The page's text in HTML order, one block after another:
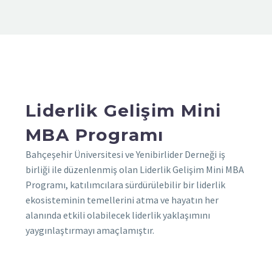
Liderlik Gelişim Mini
MBA Programı
Bahçeşehir Üniversitesi ve Yenibirlider Derneği iş
birliği ile düzenlenmiş olan Liderlik Gelişim Mini MBA
Programı, katılımcılara sürdürülebilir bir liderlik
ekosisteminin temellerini atma ve hayatın her
alanında etkili olabilecek liderlik yaklaşımını
yaygınlaştırmayı amaçlamıştır.